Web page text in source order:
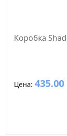
Коробка
Цена: 435.00